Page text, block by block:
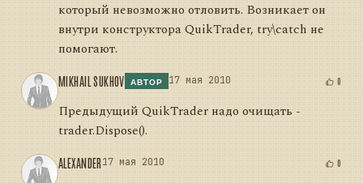
который невозможно отловить. Возникает он
внутри конструктора QuikTrader, try\catch не
помогают.
MIKHAIL SUKHOV АВТОР 17 мая 2010 0
Предыдущий QuikTrader надо очищать -
trader.Dispose().
ALEXANDER17 мая 2010 0